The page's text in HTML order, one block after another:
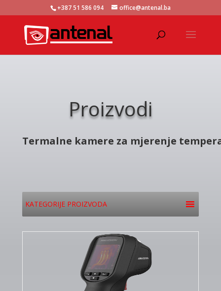
+387 51 586 094 office@antenal.ba
Proizvodi
Termalne kamere za mjerenje
KATEGORIJE PROIZVODA